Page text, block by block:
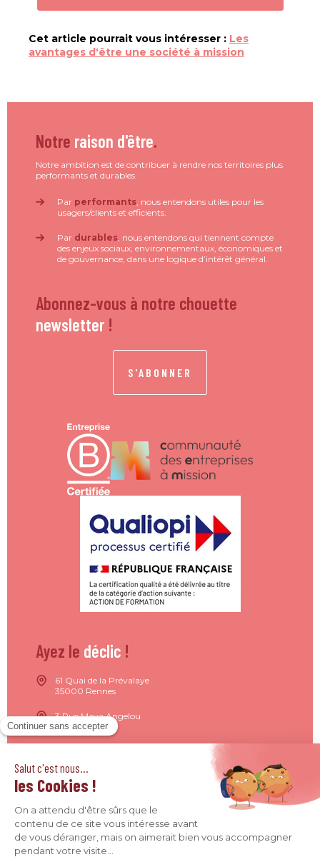
Cet article pourrait vous intéresser : Les
avantages d'être une société à mission
Notre raison d'être.
Notre ambition est de contribuer à rendre nos territoires plus
performants et durables.
Par performants, nous entendons utiles pour les
usagers/clients et efficients.
Par durables, nous entendons qui tiennent compte
des enjeux sociaux, environnementaux, économiques et
de gouvernance, dans une logique d’intérêt général.
Abonnez-vous à notre chouette
newsletter !
S'ABONNER
Ayez le déclic !
61 Quai de la Prévalaye
35000 Rennes
3 Rue Maya Angelou
44200 Nantes
4 Quai Jean Moulin
09 71 37 26 34
contact@agence-declic.fr